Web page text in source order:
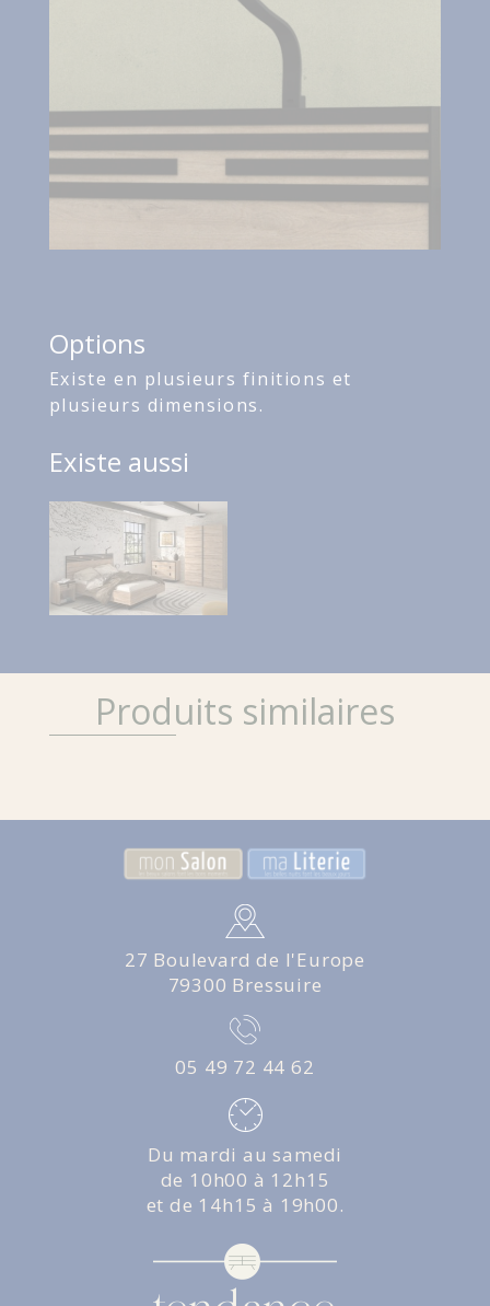
Options
Existe en plusieurs finitions et
plusieurs dimensions.
Existe aussi
Produits similaires
27 Boulevard de l'Europe
79300 Bressuire
05 49 72 44 62
Du mardi au samedi
de 10h00 à 12h15
et de 14h15 à 19h00.